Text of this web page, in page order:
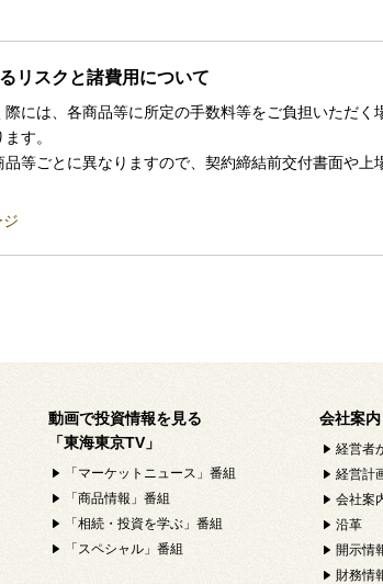
リスクと諸費用について
には、各商品等に所定の手数料等をご負担いただ
す。
等ごとに異なりますので、契約締結前交付書面や
動画で投資情報を見る
「東海東京TV」
「マーケットニュース」番組
「商品情報」番組
「相続・投資を学ぶ」番組
「スペシャル」番組
会社案
経営者
経営計
会社案
沿革
開示情
財務情